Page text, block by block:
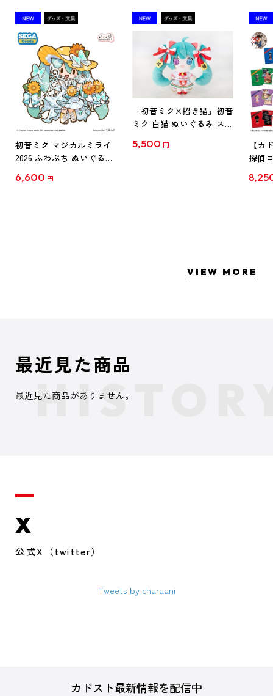
初音ミク マジカルミライ
2026 ふわぷち ぬいぐるみ
6,600 円
「初音ミク×招き猫」初音
ミク 白猫 ぬいぐるみ スタ
5,500 円
【カ
探偵
クリ
VIEW MORE
最近見た商品
最近見た商品がありません。
X
公式X（twitter）
Tweets by charaani
カドスト最新情報を配信中